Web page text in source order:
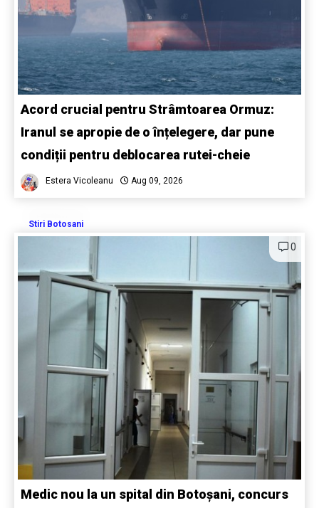
Acord crucial pentru Strâmtoarea Ormuz:
Iranul se apropie de o înțelegere, dar pune
condiții pentru deblocarea rutei-cheie
Estera Vicoleanu Aug 09, 2026
Stiri Botosani
0
Medic nou la un spital din Botoșani, concurs